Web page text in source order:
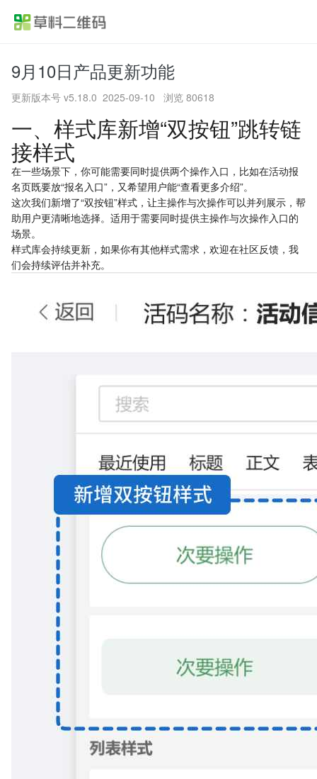
首页
产品功能
应用方案
行业案例
价格
帮助中心
关于草料
9月10日产品更新功能
更新版本号 v5.18.0 2025-09-10 浏览 80618
一、样式库新增“双按钮”跳转链
接样式
在一些场景下，你可能需要同时提供两个操作入口，比如在活动报
名页既要放“报名入口”，又希望用户能“查看更多介绍”。
这次我们新增了“双按钮”样式，让主操作与次操作可以并列展示，帮
助用户更清晰地选择。适用于需要同时提供主操作与次操作入口的
场景。
样式库会持续更新，如果你有其他样式需求，欢迎在社区反馈 ，我
们会持续评估并补充。